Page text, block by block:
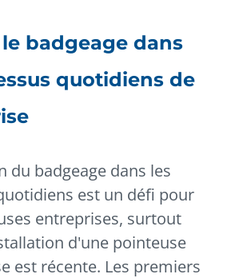
badgeage dans
quotidiens de
du badgeage dans les
est un défi pour
entreprises, surtout
d'une pointeuse
est récente. Les premiers